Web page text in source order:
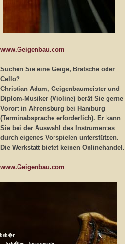
www.Geigenbau.com
Suchen Sie eine Geige, Bratsche oder
Cello?
Christian Adam, Geigenbaumeister und
Diplom-Musiker (Violine) berät Sie gerne
Vorort in Ahrensburg bei Hamburg
(Terminabsprache erforderlich). Er kann
Sie bei der Auswahl des Instrumentes
durch eigenes Vorspielen unterstützen.
Die Werkstatt bietet keinen Onlinehandel.
www.Geigenbau.com